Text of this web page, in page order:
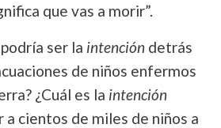
que vas a morir”.
ser la intención detrás
de niños enfermos
¿Cuál es la intención
cientos de miles de niños a